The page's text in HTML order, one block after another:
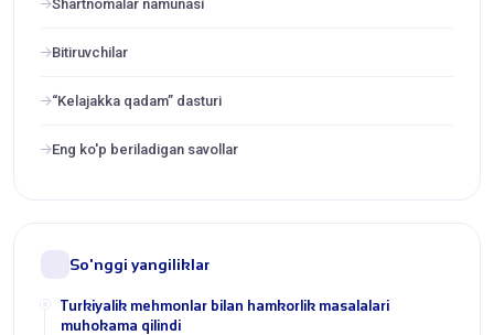
Shartnomalar namunasi
Bitiruvchilar
“Kelajakka qadam” dasturi
Eng ko'p beriladigan savollar
So'nggi yangiliklar
Turkiyalik mehmonlar bilan hamkorlik masalalari
muhokama qilindi